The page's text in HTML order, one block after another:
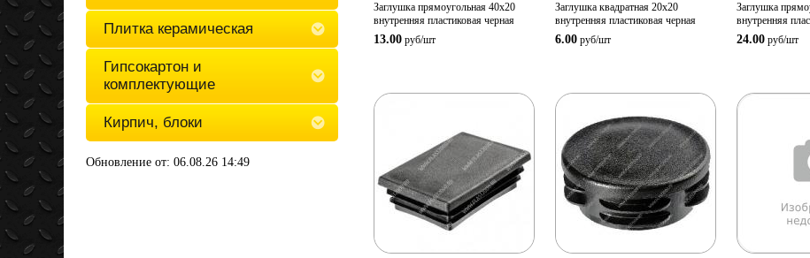
Плитка керамическая
Гипсокартон и
комплектующие
Кирпич, блоки
Обновление от: 06.08.26 14:49
Заглушка прямоугольная 40х20
внутренняя пластиковая черная
13.00 руб/шт
Заглушка квадратная 20х20
внутренняя пластиковая черная
6.00 руб/шт
Заглушка
внутренняя
24.00 руб/шт
Просмотр
товара
Количество:
Просмотр
товара
Количество: